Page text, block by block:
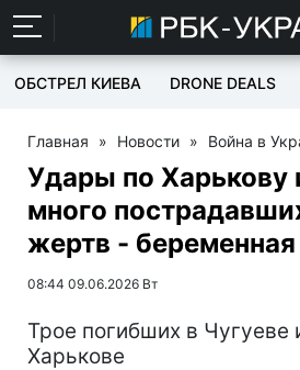
ОБСТРЕЛ КИЕВА DRONE DEALS
Главная » Новости » Война в
Удары по Харькову
много
жертв - беременная
08:44 09.06.2026 Вт
Трое погибших в Чугуеве
Харькове